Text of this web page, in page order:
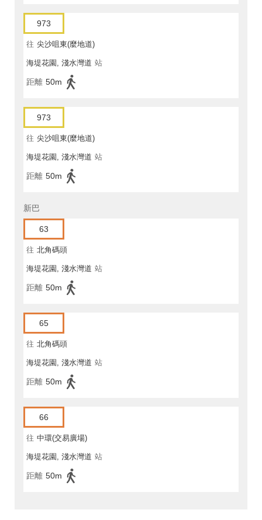
973
往 尖沙咀東(麼地道)
海堤花園, 淺水灣道 站
距離 50m
973
往 尖沙咀東(麼地道)
海堤花園, 淺水灣道 站
距離 50m
新巴
63
往 北角碼頭
海堤花園, 淺水灣道 站
距離 50m
65
往 北角碼頭
海堤花園, 淺水灣道 站
距離 50m
66
往 中環(交易廣場)
海堤花園, 淺水灣道 站
距離 50m